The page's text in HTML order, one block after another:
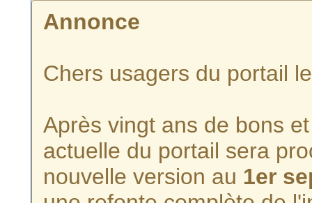
Annonce
Chers usagers du portail
Après vingt ans de bons
actuelle du portail sera
nouvelle version au 1er